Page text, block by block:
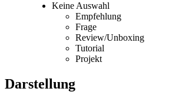
Keine Auswahl
Empfehlung
Frage
Review/Unboxing
Tutorial
Projekt
Darstellung